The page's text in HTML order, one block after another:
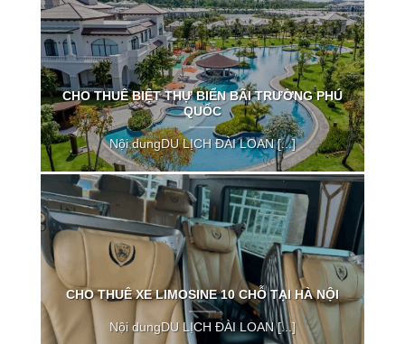
CHO THUÊ BIỆT THỰ BIỂN BÃI TRƯỜNG PHÚ
QUỐC
Nội dungDU LỊCH ĐÀI LOAN [...]
CHO THUÊ XE LIMOSINE 10 CHỖ TẠI HÀ NỘI
Nội dungDU LỊCH ĐÀI LOAN [...]